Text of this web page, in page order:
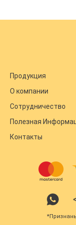
Продукция
О компании
Сотрудничество
Полезная
Контакты